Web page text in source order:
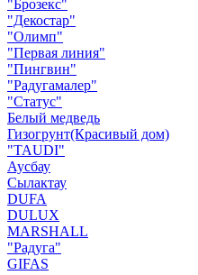
"Брозекс"
"Декостар"
"Олимп"
"Первая линия"
"Пингвин"
"Радугамалер"
"Статус"
Белый медведь
Гизогрунт(Красивый дом)
"TAUDI"
Аусбау
Сылактау
DUFA
DULUX
MARSHALL
"Радуга"
GIFAS